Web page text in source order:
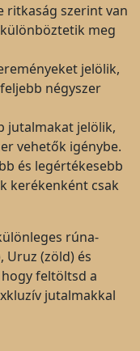
ritkaság szerint van
meg
jelölik,
négyszer
jutalmakat jelölik,
vehetők igénybe.
és legértékesebb
kerékenként csak
rúna-
Uruz (zöld) és
hogy feltöltsd a
jutalmakkal